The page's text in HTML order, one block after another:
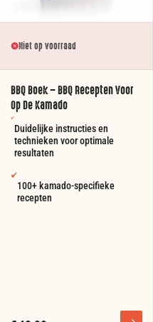
Niet op voorraad
BBQ Boek – BBQ Recepten Voor
Op De Kamado
Duidelijke instructies en
technieken voor optimale
resultaten
100+ kamado-specifieke
recepten